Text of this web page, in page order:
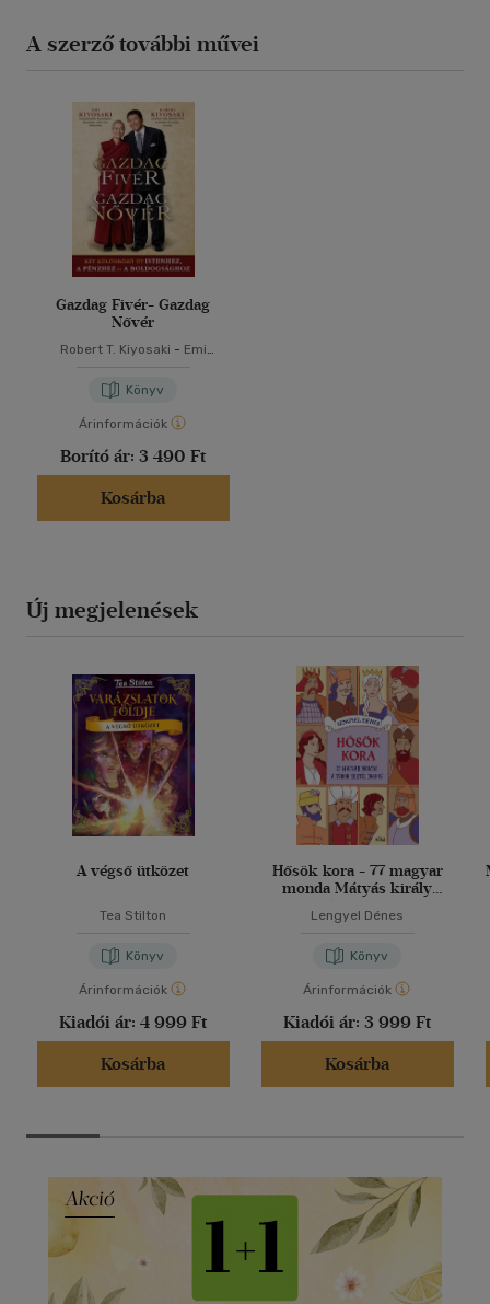
A szerző további művei
Gazdag Fivér- Gazdag
Nővér
Robert T. Kiyosaki - Emi
Könyv
Árinformációk
Borító ár: 3 490 Ft
Kosárba
Új megjelenések
A végső ütközet
Tea Stilton
Könyv
Árinformációk
Kiadói ár: 4 999 Ft
Kosárba
Hősök kora - 77 magyar
monda Mátyás király
Lengyel Dénes
Könyv
Árinformációk
Kiadói ár: 3 999 Ft
Kosárba